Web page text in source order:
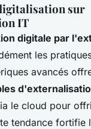
sur
IT
digitale par
les
avancés
le cloud pour
tendance fortifie